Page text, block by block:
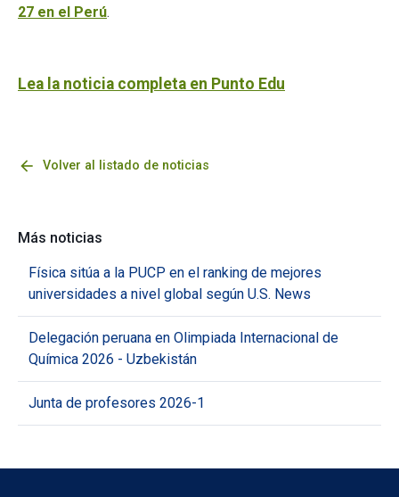
27 en el Perú.
Lea la noticia completa en Punto Edu
arrow_back Volver al listado de noticias
Más noticias
Física sitúa a la PUCP en el ranking de mejores
universidades a nivel global según U.S. News
Delegación peruana en Olimpiada Internacional de
Química 2026 - Uzbekistán
Junta de profesores 2026-1